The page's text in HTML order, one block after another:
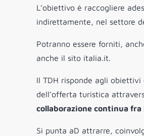
L’obiettivo è raccogliere
indirettamente, nel settore
Potranno essere forniti,
anche il sito italia.it.
Il TDH risponde agli
dell’offerta turistica
collaborazione continua
Si punta aD attrarre,